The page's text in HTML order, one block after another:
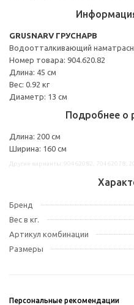
GRUSNARV ГРУСНАРВ
Водоотталкивающий
Номер товара: 904.620.82
Длина: 45 см
Вес: 0.92 кг
Диаметр: 13 см
Подробнее о
Длина: 200 см
Ширина: 160 см
Бренд
Вес в кг.
Артикул комбинации
Размеры
Персональные рекомендации